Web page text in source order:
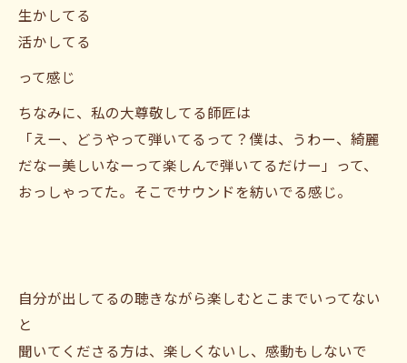
生かしてる
活かしてる
って感じ
ちなみに、私の大尊敬してる師匠は
「えー、どうやって弾いてるって？僕は、うわー、綺麗
だなー美しいなーって楽しんで弾いてるだけー」って、
おっしゃってた。そこでサウンドを紡いでる感じ。
自分が出してるの聴きながら楽しむとこまでいってない
と
聞いてくださる方は、楽しくないし、感動もしないで